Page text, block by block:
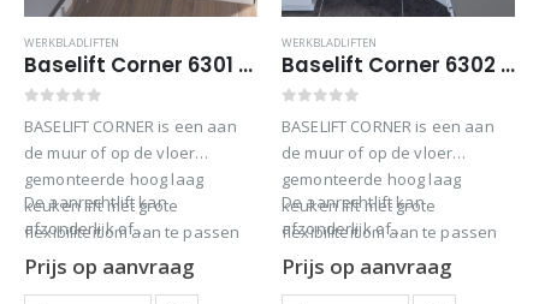
WERKBLADLIFTEN
Baselift Corner 6301 – Wandgemonteerd
BASELIFT CORNER is een aan
de muur of op de vloer
gemonteerde hoog laag
keuken lift met grote
flexibiliteit om aan te passen
aan verschillende behoeften.
De aanrechtlift kan
afzonderlijk of…
Prijs op aanvraag
WERKBLADLIFTEN
Baselift Corner 6302 – Wand gemonteerd
BASELIFT CORNER is een aan
de muur of op de vloer
gemonteerde hoog laag
keuken lift met grote
flexibiliteit om aan te passen
aan verschillende behoeften.
De aanrechtlift kan
afzonderlijk of…
Prijs op aanvraag